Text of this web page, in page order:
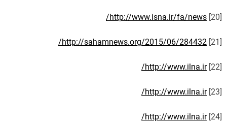
[20]
http://www.isna.ir/fa/news/
[21]
http://sahamnews.org/2015/06/284432/
[22]
http://www.ilna.ir/
[23]
http://www.ilna.ir/
[24]
http://www.ilna.ir/